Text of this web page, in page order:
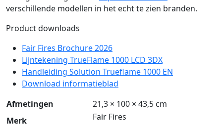
verschillende modellen in het echt te zien branden.
Product downloads
Fair Fires Brochure 2026
Lijntekening TrueFlame 1000 LCD 3DX
Handleiding Solution Trueflame 1000 EN
Download informatieblad
Afmetingen
21,3 × 100 × 43,5 cm
Merk
Fair Fires